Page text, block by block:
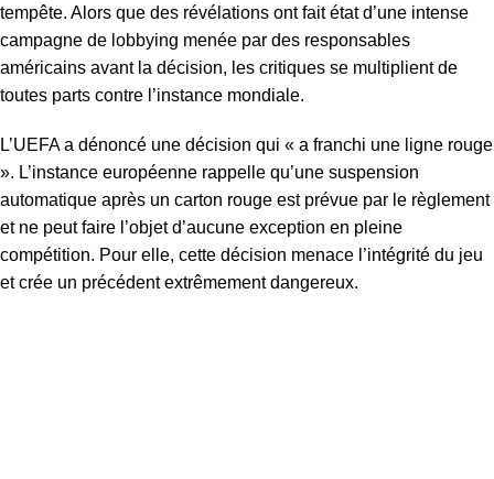
tempête. Alors que des révélations ont fait état d’une intense
campagne de lobbying menée par des responsables
américains avant la décision, les critiques se multiplient de
toutes parts contre l’instance mondiale.
L’UEFA a dénoncé une décision qui « a franchi une ligne rouge
». L’instance européenne rappelle qu’une suspension
automatique après un carton rouge est prévue par le règlement
et ne peut faire l’objet d’aucune exception en pleine
compétition. Pour elle, cette décision menace l’intégrité du jeu
et crée un précédent extrêmement dangereux.